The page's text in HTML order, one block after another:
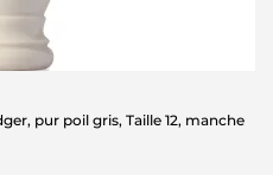
pur poil gris, Taille 12, manche